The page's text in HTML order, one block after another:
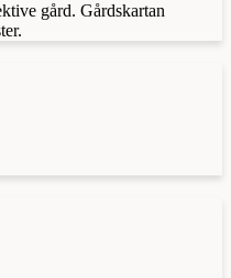
gård. Gårdskartan